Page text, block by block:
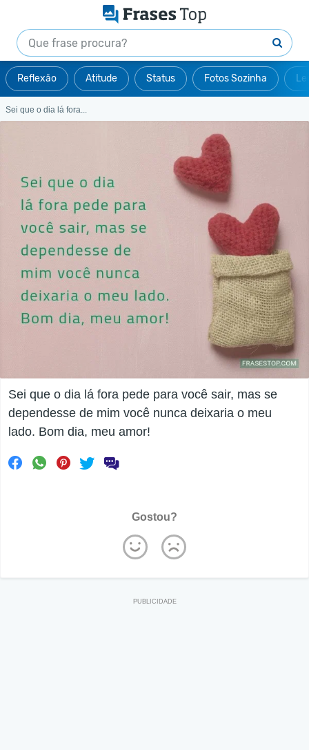
Reflexão Atitude Status Fotos Sozinha
Sei que o dia lá fora...
Sei que o dia lá fora pede para você sair, mas se
dependesse de mim você nunca deixaria o meu
lado. Bom dia, meu amor!
Gostou?